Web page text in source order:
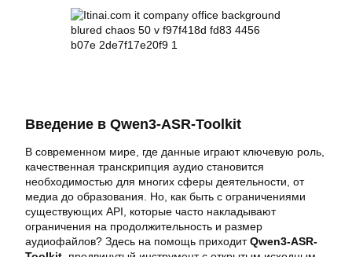
Введение в Qwen3-ASR-Toolkit
В современном мире, где данные играют ключевую роль,
качественная транскрипция аудио становится
необходимостью для многих сферы деятельности, от
медиа до образования. Но, как быть с ограничениями
существующих API, которые часто накладывают
ограничения на продолжительность и размер
аудиофайлов? Здесь на помощь приходитQwen3-ASR-